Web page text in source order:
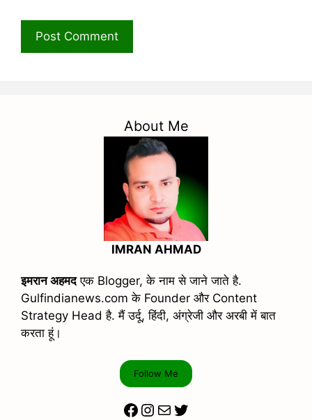
About Me
IMRAN AHMAD
इमरान अहमदएक Blogger, के नाम से जाने जाते है.
Gulfindianews.com के Founder और Content
Strategy Head है. मैं उर्दू, हिंदी, अंग्रेजी और अरबी में बात
करता हूं।
Follow Me
Facebook
Instagram
MailTwitter